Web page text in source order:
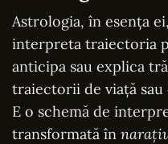
Astrologia, în esența
interpreta traiectoria
anticipa sau explica
traiectorii de viață
E o schemă de
transformată în